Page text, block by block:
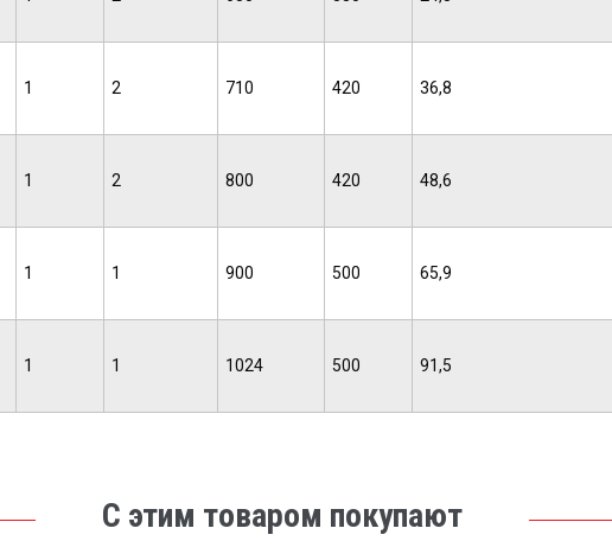
1 2 710 420 36,8
1 2 800 420 48,6
1 1 900 500 65,9
1 1 1024 500 91,5
С этим товаром покупают